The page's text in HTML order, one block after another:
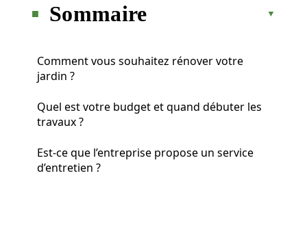
Sommaire
Comment vous souhaitez rénover votre
jardin ?
Quel est votre budget et quand débuter les
travaux ?
Est-ce que l’entreprise propose un service
d’entretien ?